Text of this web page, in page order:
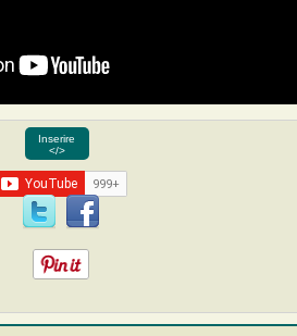
Inserire
</>